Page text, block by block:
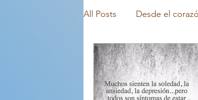
All Posts Desde el
Frases para el alma